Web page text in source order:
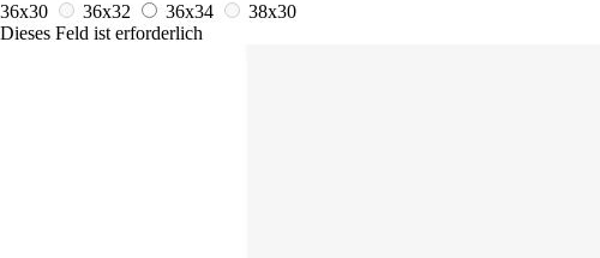
36x30
36x32 36x34
38x30
Dieses Feld ist erforderlich